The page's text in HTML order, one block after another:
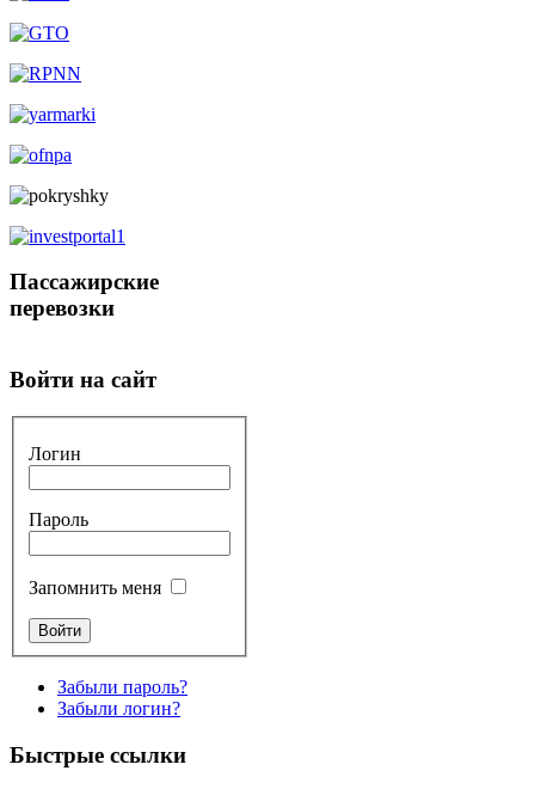
Пассажирские
перевозки
Войти на сайт
Логин
Пароль
Запомнить меня
Забыли пароль?
Забыли логин?
Быстрые ссылки